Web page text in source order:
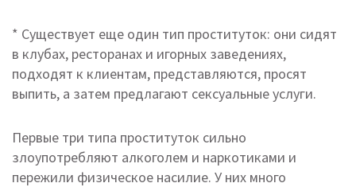
* Существует еще один тип проституток: они сидят
в клубах, ресторанах и игорных заведениях,
подходят к клиентам, представляются, просят
выпить, а затем предлагают сексуальные услуги.
Первые три типа проституток сильно
злоупотребляют алкоголем и наркотиками и
пережили физическое насилие. У них много